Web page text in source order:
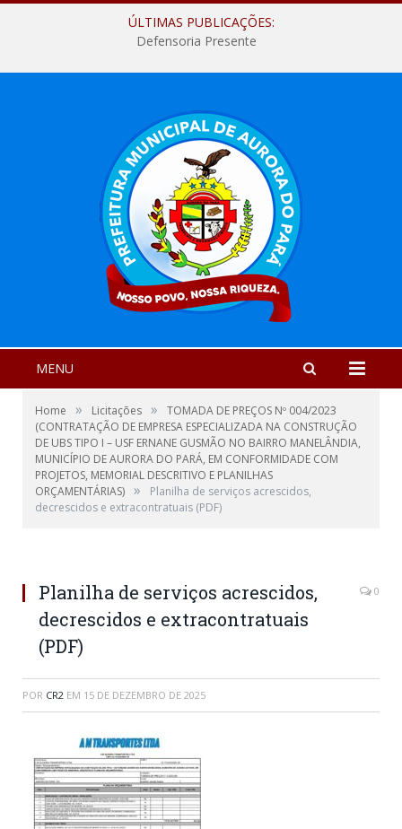
ÚLTIMAS PUBLICAÇÕES:
Defensoria Presente
MENU
Home » Licitações »
TOMADA DE PREÇOS Nº 004/2023
(CONTRATAÇÃO DE EMPRESA ESPECIALIZADA NA CONSTRUÇÃO
DE UBS TIPO I – USF ERNANE GUSMÃO NO BAIRRO MANELÂNDIA,
MUNICÍPIO DE AURORA DO PARÁ, EM CONFORMIDADE COM
PROJETOS, MEMORIAL DESCRITIVO E PLANILHAS
ORÇAMENTÁRIAS) »
Planilha de serviços acrescidos,
decrescidos e extracontratuais (PDF)
Planilha de serviços acrescidos,
decrescidos e extracontratuais
(PDF)
0
POR CR2 EM 15 DE DEZEMBRO DE 2025